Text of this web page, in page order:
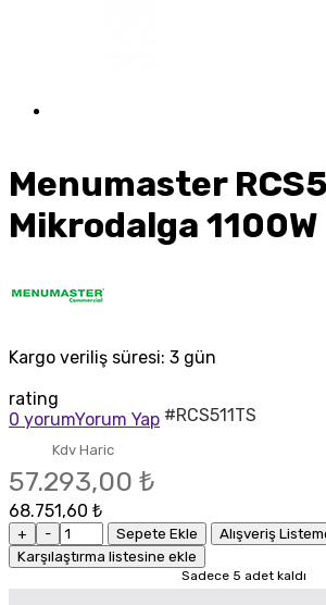
Menumaster
Mikrodalga 1100W
Kargo veriliş süresi: 3 gün
rating
0 yorumYorum Yap #RCS511TS
Kdv Haric
57.293,00 ₺
68.751,60 ₺
+ - Sepete Ekle
Alışveriş
Karşılaştırma listesine ekle
Sadece 5 adet kaldı